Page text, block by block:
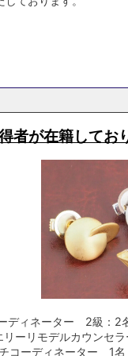
者が在籍してお
ディネーター 2級：2
ーリモデルカウンセ
コーディネーター 1名